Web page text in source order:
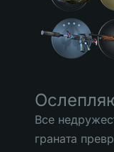
Все
граната